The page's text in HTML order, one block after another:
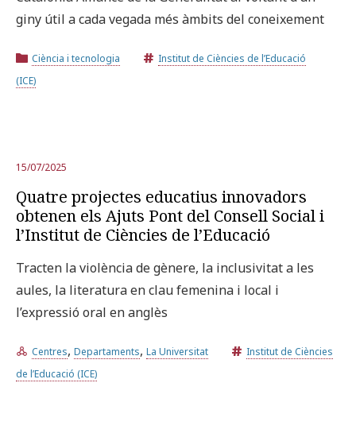
giny útil a cada vegada més àmbits del coneixement
Ciència i tecnologia
Institut de Ciències de l’Educació
(ICE)
15/07/2025
Quatre projectes educatius innovadors
obtenen els Ajuts Pont del Consell Social i
l’Institut de Ciències de l’Educació
Tracten la violència de gènere, la inclusivitat a les
aules, la literatura en clau femenina i local i
l’expressió oral en anglès
Centres, Departaments, La Universitat
Institut de Ciències
de l’Educació (ICE)